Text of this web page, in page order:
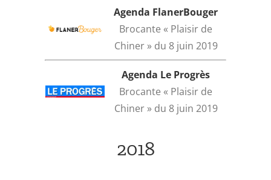
Agenda FlanerBouger
Brocante « Plaisir de
Chiner » du 8 juin 2019
Agenda Le Progrès
Brocante « Plaisir de
Chiner » du 8 juin 2019
2018